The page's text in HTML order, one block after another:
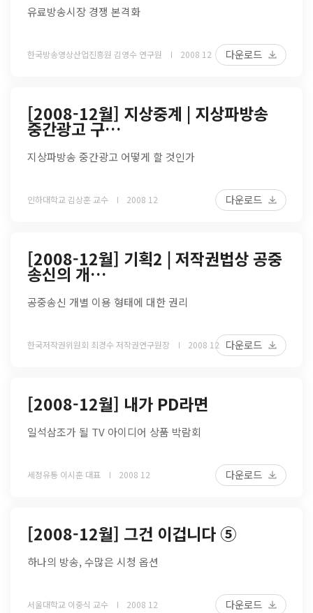
유료방송시장 경쟁 본격화
한국방송영상산업진흥원 김영수 연구원 2008 12 다운로드
[2008-12월] 지상중계 | 지상파방송
중간광고 구…
지상파방송 중간광고 어떻게 할 것인가
인하대학교 김상훈 교수 2008 12 다운로드
[2008-12월] 기획2 | 저작권법상 공중
송신의 개…
공중송신 개별 이용 형태에 대한 권리
한국저작권위원회 최경수 저작권연구원장 2008 12 다운로드
[2008-12월] 내가 PD라면
일석삼조가 될 TV 아이디어 상품 박람회
세정유통 이시훈 대표 2008 12 다운로드
[2008-12월] 그건 이겁니다 ⑤
하나의 방송, 수많은 시청 옵션
서울대학교 이중식 교수 2008 12 다운로드